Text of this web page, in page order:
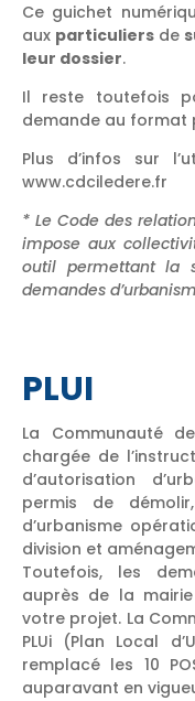
Ce guichet
aux particuliers de
leur dossier.
Il reste toutefois
demande au format
Plus d’infos sur
www.cdciledere.fr
* Le Code des
impose aux
outil permettant la
demandes
PLUI
La Communauté
chargée de
d’autorisation
permis de
d’urbanisme
division et
Toutefois, les
auprès de la
votre projet. La
PLUi (Plan Local
remplacé les 10
auparavant en